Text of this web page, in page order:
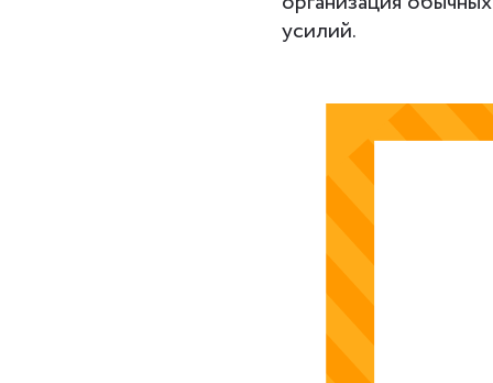
усилий.